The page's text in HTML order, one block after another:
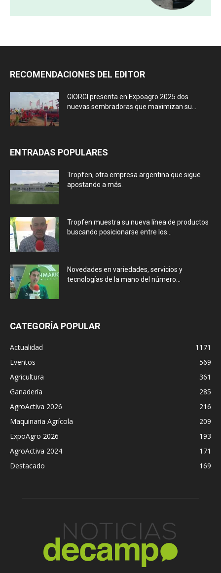
RECOMENDACIONES DEL EDITOR
GIORGI presenta en Expoagro 2025 dos
nuevas sembradoras que maximizan su...
ENTRADAS POPULARES
Tropfen, otra empresa argentina que sigue
apostando a más.
Tropfen muestra su nueva línea de productos
buscando posicionarse entre los...
Novedades en variedades, servicios y
tecnologías de la mano del número...
CATEGORÍA POPULAR
Actualidad
1171
Eventos
569
Agricultura
361
Ganadería
285
AgroActiva 2026
216
Maquinaria Agrícola
209
ExpoAgro 2026
193
AgroActiva 2024
171
Destacado
169